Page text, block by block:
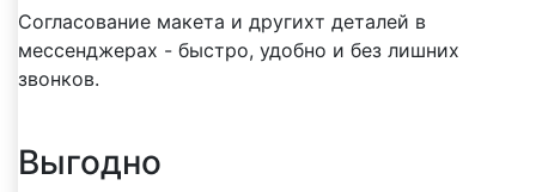
Согласование макета и другихт деталей в
мессенджерах - быстро, удобно и без лишних
звонков.
Выгодно